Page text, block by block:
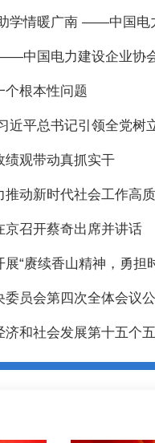
学情暖广南 ——中国电
中国电力建设企业协
个根本性问题
平总书记引领全党树
绩观带动真抓实干
推动新时代社会工作
召开蔡奇出席并讲话
“赓续香山精神，勇担
员会第四次全体会议
和社会发展第十五个